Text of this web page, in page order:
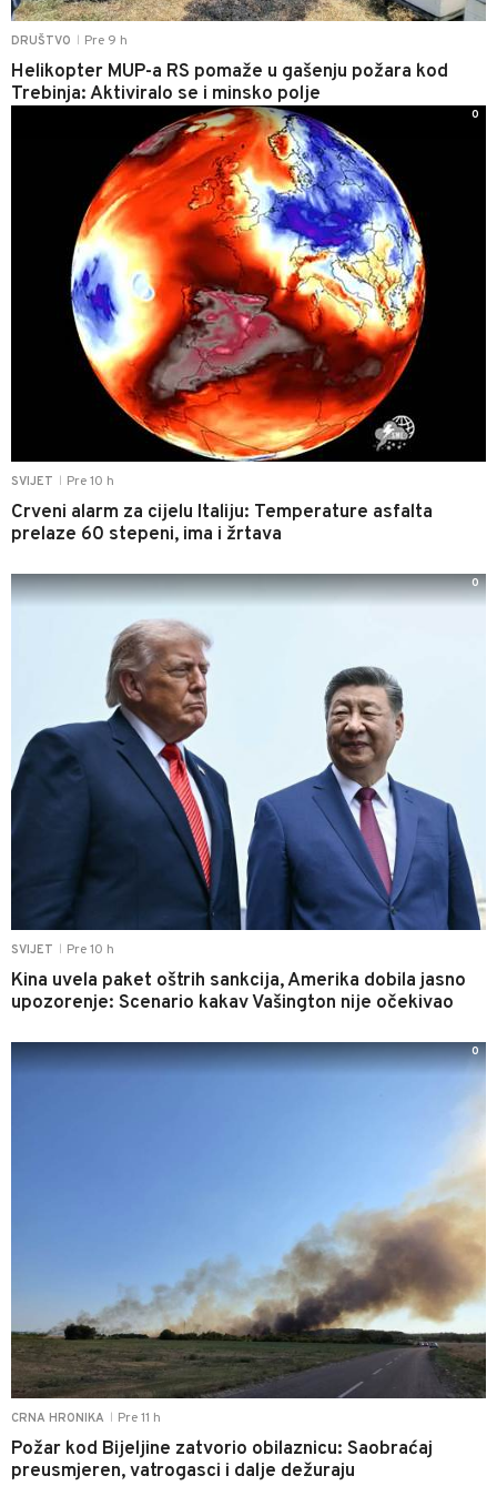
DRUŠTVO Pre 9 h
Helikopter MUP-a RS pomaže u gašenju požara kod
Trebinja: Aktiviralo se i minsko polje
SVIJET Pre 10 h
Crveni alarm za cijelu Italiju: Temperature asfalta
prelaze 60 stepeni, ima i žrtava
0
SVIJET Pre 10 h
Kina uvela paket oštrih sankcija, Amerika dobila jasno
upozorenje: Scenario kakav Vašington nije očekivao
0
CRNA HRONIKA Pre 11 h
Požar kod Bijeljine zatvorio obilaznicu: Saobraćaj
preusmjeren, vatrogasci i dalje dežuraju
0